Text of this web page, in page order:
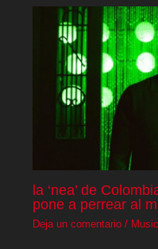
la ‘nea’ de
pone a perrear al
Deja un comentario /